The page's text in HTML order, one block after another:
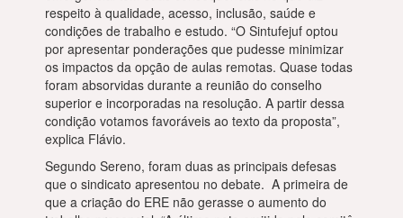
respeito à qualidade, acesso, inclusão, saúde e
condições de trabalho e estudo. “O Sintufejuf optou
por apresentar ponderações que pudesse minimizar
os impactos da opção de aulas remotas. Quase todas
foram absorvidas durante a reunião do conselho
superior e incorporadas na resolução. A partir dessa
condição votamos favoráveis ao texto da proposta”,
explica Flávio.
Segundo Sereno, foram duas as principais defesas
que o sindicato apresentou no debate. A primeira de
que a criação do ERE não gerasse o aumento do